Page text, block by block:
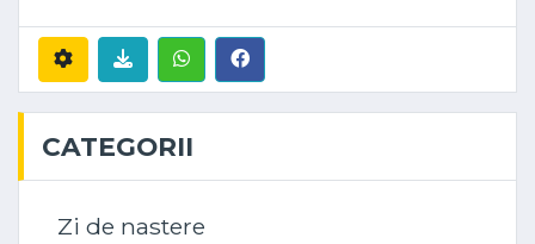
CATEGORII
Zi de nastere